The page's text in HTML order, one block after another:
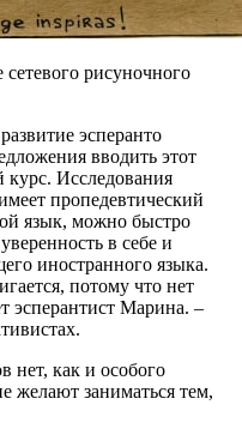
рисуночного
эсперанто
вводить этот
курс. Исследования
пропедевтический
язык, можно быстро
в себе и
иностранного языка.
потому что нет
эсперантист Марина. –
нет, как и особого
желают заниматься тем,